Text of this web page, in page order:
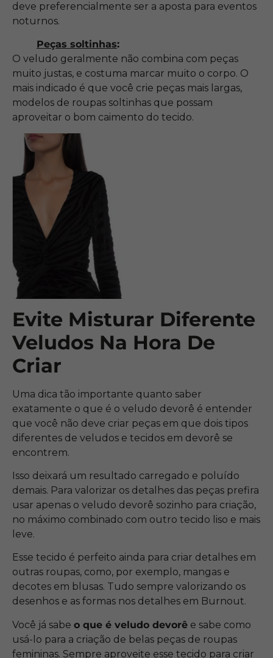
deve preferencialmente ser a aposta para eventos
noturnos.
Peças soltinhas:
O veludo geralmente não combina com peças
muito justas, e costuma marcar muito o corpo. O
mais indicado é que você crie peças mais largas,
modelos de roupas soltinhas que possam
aproveitar o bom caimento do tecido.
Evite Misturar Diferente
Veludos Na Hora De
Criar
Uma dica tão importante quanto saber
exatamente o que é o veludo devorê é entender
que você não deve criar peças em que dois tipos
diferentes de veludos e tecidos em devorê se
encontrem.
Isso deixará um resultado carregado e poluído
demais. Para valorizar os detalhes das peças prefira
usar apenas o veludo devorê sozinho para criação,
no máximo combinado com outro tecido liso e mais
leve.
Esse tecido é perfeito ainda para criar detalhes em
outras roupas, como, por exemplo, mangas e
decotes em blusas. Tudo sempre valorizando os
desenhos e as formas nos detalhes em Burnout.
Você já sabe o que é veludo devorê e sabe como
usá-lo para a criação de belas peças de roupas
femininas. Sempre aproveite esse tecido para criar